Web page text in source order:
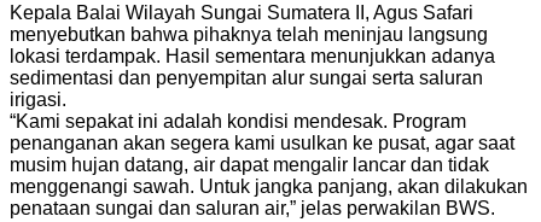
Kepala Balai Wilayah Sungai Sumatera II, Agus Safari
menyebutkan bahwa pihaknya telah meninjau langsung
lokasi terdampak. Hasil sementara menunjukkan adanya
sedimentasi dan penyempitan alur sungai serta saluran
irigasi.
“Kami sepakat ini adalah kondisi mendesak. Program
penanganan akan segera kami usulkan ke pusat, agar saat
musim hujan datang, air dapat mengalir lancar dan tidak
menggenangi sawah. Untuk jangka panjang, akan dilakukan
penataan sungai dan saluran air,” jelas perwakilan BWS.